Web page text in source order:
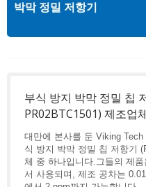
박막 정밀 저항기
부식 방지 박막 정밀 칩
PR02BTC1501) 제조업
대만에 본사를 둔 Viking
식 방지 박막 정밀 칩 저항기
체 중 하나입니다.그들의 제
서 사용되며, 제조 공차는